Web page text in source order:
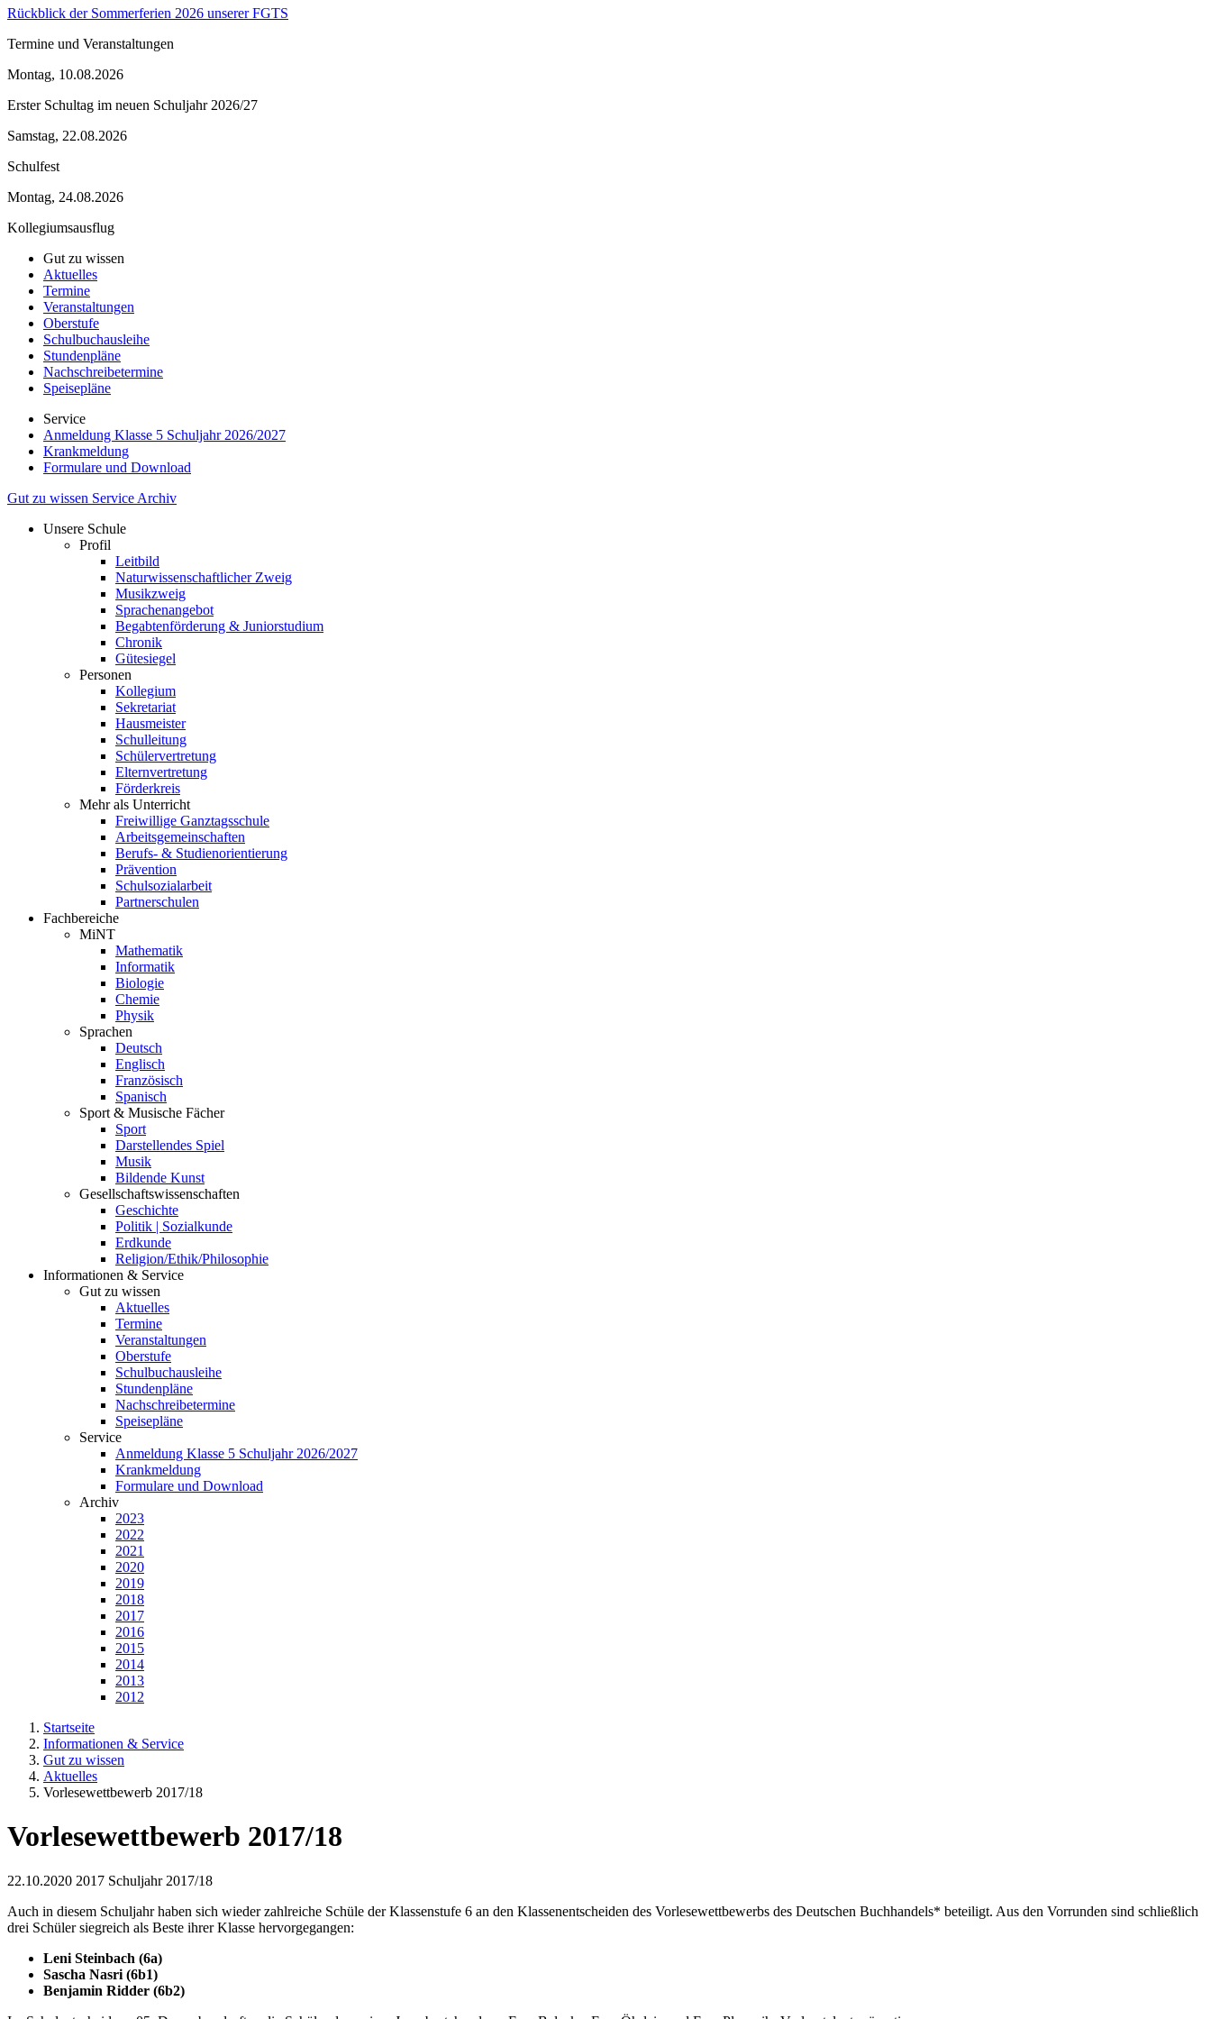
Rückblick der Sommerferien 2026 unserer FGTS
Termine und Veranstaltungen
Montag, 10.08.2026
Erster Schultag im neuen Schuljahr 2026/27
Samstag, 22.08.2026
Schulfest
Montag, 24.08.2026
Kollegiumsausflug
Gut zu wissen
Aktuelles
Termine
Veranstaltungen
Oberstufe
Schulbuchausleihe
Stundenpläne
Nachschreibetermine
Speisepläne
Service
Anmeldung Klasse 5 Schuljahr 2026/2027
Krankmeldung
Formulare und Download
Gut zu wissen Service Archiv
Unsere Schule
Profil
Leitbild
Naturwissenschaftlicher Zweig
Musikzweig
Sprachenangebot
Begabtenförderung & Juniorstudium
Chronik
Gütesiegel
Personen
Kollegium
Sekretariat
Hausmeister
Schulleitung
Schülervertretung
Elternvertretung
Förderkreis
Mehr als Unterricht
Freiwillige Ganztagsschule
Arbeitsgemeinschaften
Berufs- & Studienorientierung
Prävention
Schulsozialarbeit
Partnerschulen
Fachbereiche
MiNT
Mathematik
Informatik
Biologie
Chemie
Physik
Sprachen
Deutsch
Englisch
Französisch
Spanisch
Sport & Musische Fächer
Sport
Darstellendes Spiel
Musik
Bildende Kunst
Gesellschaftswissenschaften
Geschichte
Politik | Sozialkunde
Erdkunde
Religion/Ethik/Philosophie
Informationen & Service
Gut zu wissen
Aktuelles
Termine
Veranstaltungen
Oberstufe
Schulbuchausleihe
Stundenpläne
Nachschreibetermine
Speisepläne
Service
Anmeldung Klasse 5 Schuljahr 2026/2027
Krankmeldung
Formulare und Download
Archiv
2023
2022
2021
2020
2019
2018
2017
2016
2015
2014
2013
2012
Startseite
Informationen & Service
Gut zu wissen
Aktuelles
Vorlesewettbewerb 2017/18
Vorlesewettbewerb 2017/18
22.10.2020 2017 Schuljahr 2017/18
Auch in diesem Schuljahr haben sich wieder zahlreiche Schüle der Klassenstufe 6 an den Klassenentscheiden des Vorlesewettbewerbs des Deutschen Buchhandels* beteiligt. Aus den Vorrunden sind schließlich
drei Schüler siegreich als Beste ihrer Klasse hervorgegangen:
Leni Steinbach (6a)
Sascha Nasri (6b1)
Benjamin Ridder (6b2)